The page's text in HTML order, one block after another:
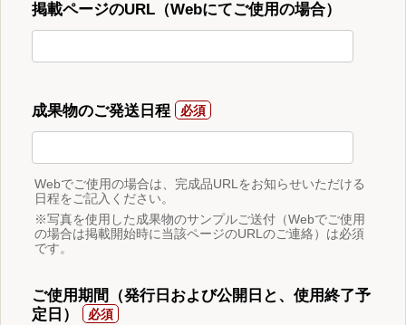
掲載ページのURL（Webにてご使用の場合）
成果物のご発送日程
Webでご使用の場合は、完成品URLをお知らせいただける
日程をご記入ください。
※写真を使用した成果物のサンプルご送付（Webでご使用
の場合は掲載開始時に当該ページのURLのご連絡）は必須
です。
ご使用期間（発行日および公開日と、使用終了予
定日）